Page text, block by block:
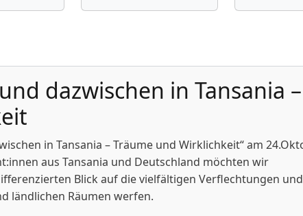
dazwischen in Tansania –
in Tansania – Träume und Wirklichkeit“ am
aus Tansania und Deutschland möchten wir
Blick auf die vielfältigen Verflechtungen und
ländlichen Räumen werfen.